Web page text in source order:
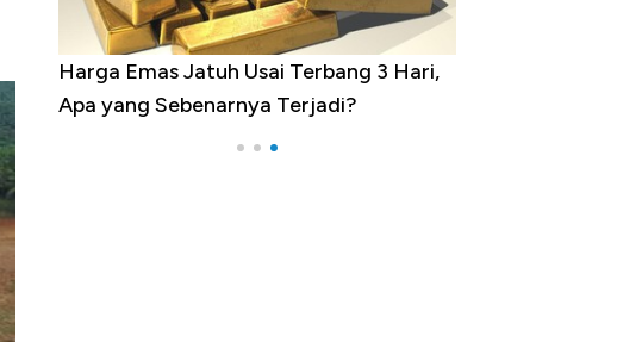
Harga Emas Jatuh Usai Terbang 3 Hari,
Apa yang Sebenarnya Terjadi?